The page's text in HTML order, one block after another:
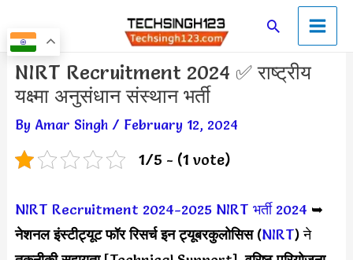
to
content
SearchMain
Menu
NIRT Recruitment 2024 ✅ राष्ट्रीय
यक्ष्मा अनुसंधान संस्थान भर्ती
By Amar Singh / February 12, 2024
1/5 - (1 vote)
NIRT Recruitment 2024-2025 NIRT भर्ती 2024 ➥
नेशनल इंस्टीट्यूट फॉर रिसर्च इन ट्यूबरकुलोसिस(NIRT) ने
Post
navigation